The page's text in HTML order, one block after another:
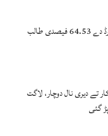
میٹرک نتایج دا اعلان، لاہور بورڈ دے 64.53 فیصدی طالب
تے دیری نال دوچار، لاگت